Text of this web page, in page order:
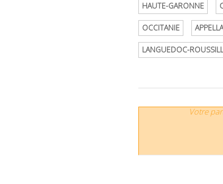
HAUTE-GARONNE
OCCITANIE
LANGUEDOC-
Votre